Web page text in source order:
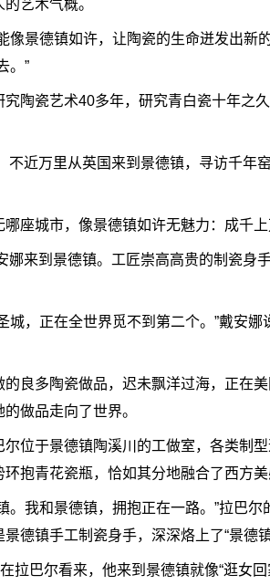
艺术气概。
景德镇如许，让陶瓷的生命迸发出新的
。”
瓷艺术40多年，研究青白瓷十年之
万里从英国来到景德镇，寻访千年
城市，像景德镇如许无魅力：成千上
到景德镇。工匠崇高高贵的制瓷身
，正在全世界觅不到第二个。”戴安娜
多陶瓷做品，迟未飘洋过海，正在美
做品走向了世界。
于景德镇陶溪川的工做室，各类制型
抱青花瓷瓶，恰如其分地融合了西方美
我和景德镇，拥抱正在一路。”拉巴尔
德镇手工制瓷身手，深深烙上了“景德镇
巴尔看来，他来到景德镇就像“逛女